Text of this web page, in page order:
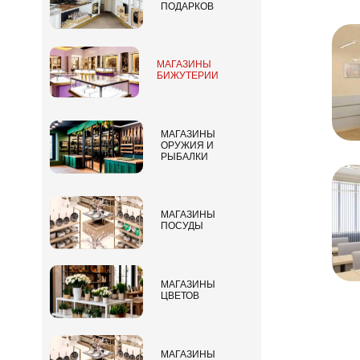
ПОДАРКОВ
МАГАЗИНЫ
БИЖУТЕРИИ
МАГАЗИНЫ
ОРУЖИЯ И
РЫБАЛКИ
МАГАЗИНЫ
ПОСУДЫ
МАГАЗИНЫ
ЦВЕТОВ
МАГАЗИНЫ